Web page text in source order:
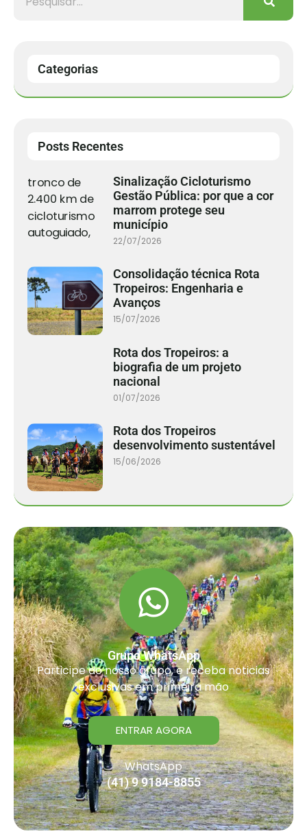
Categorias
Posts Recentes
Sinalização Cicloturismo
Gestão Pública: por que a cor
marrom protege seu
município
22/07/2026
Consolidação técnica Rota
Tropeiros: Engenharia e
Avanços
15/07/2026
Rota dos Tropeiros: a
biografia de um projeto
nacional
01/07/2026
Rota dos Tropeiros
desenvolvimento sustentável
15/06/2026
Grupo WhatsApp
Participe do nosso grupo, e receba noticias
exclusivas em primeira mão
ENTRAR AGORA
WhatsApp
(41) 9 9184-8855